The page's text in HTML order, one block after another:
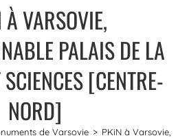
VARSOVIE,
PALAIS DE LA
[CENTRE-
NORD]
de Varsovie > PKiN à Varsovie,